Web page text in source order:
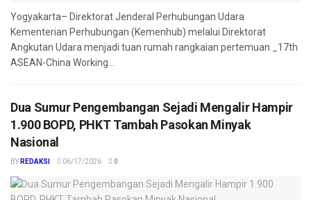
Yogyakarta– Direktorat Jenderal Perhubungan Udara
Kementerian Perhubungan (Kemenhub) melalui Direktorat
Angkutan Udara menjadi tuan rumah rangkaian pertemuan _17th
ASEAN-China Working...
Dua Sumur Pengembangan Sejadi Mengalir Hampir
1.900 BOPD, PHKT Tambah Pasokan Minyak
Nasional
BY REDAKSI 06/17/2026 0